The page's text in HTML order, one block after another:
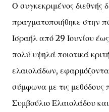
Ο συγκεκριμένος διεθνής
πραγματοποιήθηκε στην
Ισραήλ από 29 Ιουνίου
πολύ υψηλά ποιοτικά
ελαιολάδων,
σύμφωνα με τις μεθόδους
Συμβούλιο Ελαιολάδου